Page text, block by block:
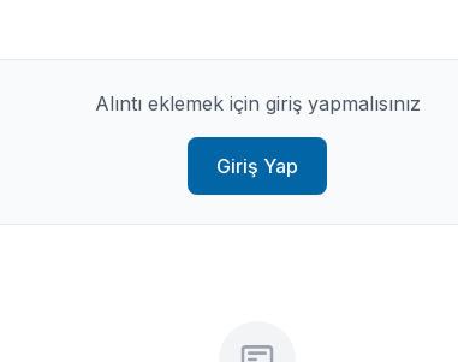
Alıntı eklemek için giriş yapmalısınız
Giriş Yap